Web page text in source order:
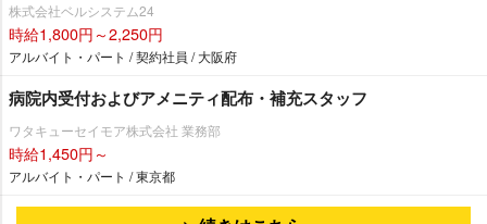
株式会社ベルシステム24
時給1,800円～2,250円
アルバイト・パート / 契約社員 / 大阪府
病院内受付およびアメニティ配布・補充スタッフ
ワタキューセイモア株式会社 業務部
時給1,450円～
アルバイト・パート / 東京都